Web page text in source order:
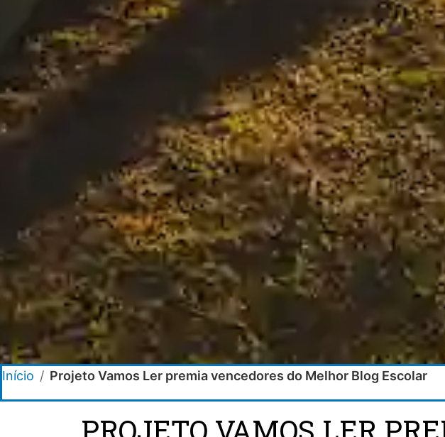
Início / Projeto Vamos Ler premia vencedores do Melhor Blog Escolar